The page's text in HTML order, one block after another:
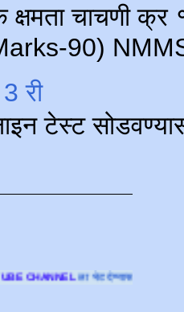
क्षमता चाचणी
90) NMMS
री
टेस्ट
देण्यासाठी क्लिक करा.